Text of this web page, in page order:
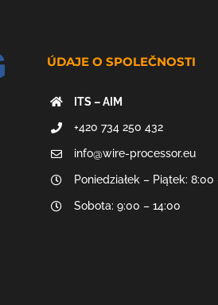
ÚDAJE O SPOLEČNOSTI
ITS – AIM
+420 734 250 432
info@wire-processor.eu
Poniedziałek – Piątek: 8:00
Sobota: 9:00 – 14:00